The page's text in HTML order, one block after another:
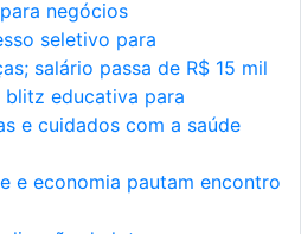
negócios
seletivo para
salário passa de R$ 15 mil
educativa para
e cuidados com a saúde
e economia pautam encontro